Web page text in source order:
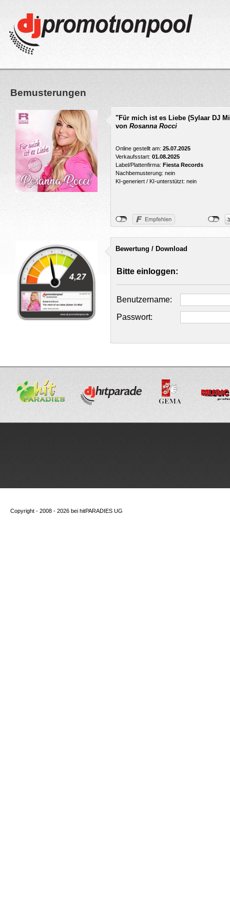
Bemusterungen
"Für mich ist es Liebe (Sylaar DJ
von Rosanna Rocci
Online gestellt am: 25.07.2025
Verkaufsstart: 01.08.2025
Label/Plattenfirma: Fiesta Records
Nachbemusterung: nein
KI-generiert / KI-unterstützt: nein
Bewertung / Download
Bitte einloggen:
Benutzername:
Passwort:
Copyright - 2008 - 2026 bei hitPARADIES UG